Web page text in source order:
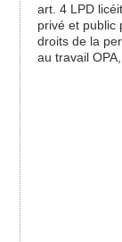
art. 4 LPD
privé et public
droits de la
au travail